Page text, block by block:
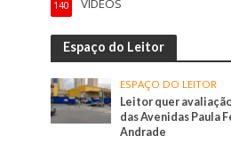
VÍDEOS
140
Espaço do Leitor
ESPAÇO DO LEITOR
Leitor quer
das Avenidas Paula
Andrade